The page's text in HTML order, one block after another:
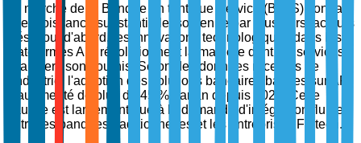
Le marché de la Banque en tant que Service (BaaS) connaît
une croissance substantielle, soutenue par plusieurs facteurs
clés. Tout d'abord, les innovations technologiques dans les
plateformes API révolutionnent la manière dont les services
financiers sont fournis. Selon des données récentes de
l'industrie, l'adoption des solutions bancaires basées sur API
a augmenté de plus de 45 % par an depuis 2020. Cette
hausse est largement due à la demande d'intégration fluide
entre les banques traditionnelles et les entreprises Fintech.